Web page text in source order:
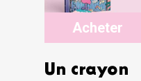
Acheter
Un crayon